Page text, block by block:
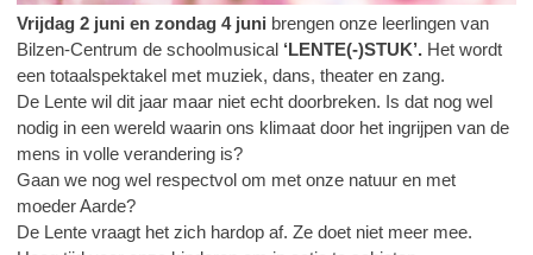
Vrijdag 2 juni en zondag 4 juni brengen onze leerlingen van
Bilzen-Centrum de schoolmusical ‘LENTE(-)STUK’. Het wordt
een totaalspektakel met muziek, dans, theater en zang.
De Lente wil dit jaar maar niet echt doorbreken. Is dat nog wel
nodig in een wereld waarin ons klimaat door het ingrijpen van de
mens in volle verandering is?
Gaan we nog wel respectvol om met onze natuur en met
moeder Aarde?
De Lente vraagt het zich hardop af. Ze doet niet meer mee.